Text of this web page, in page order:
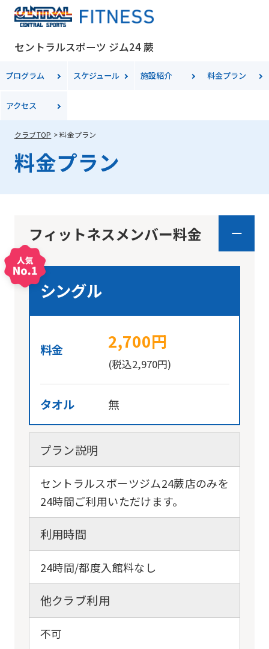
セントラルスポーツ ジム24 蕨
プログラム スケジュール 施設紹介 料金プラン
アクセス
クラブTOP 料金プラン
料金プラン
フィットネスメンバー料金
シングル
料金 2,700円
(税込2,970円)
タオル 無
プラン説明
セントラルスポーツジム24蕨店のみを
24時間ご利用いただけます。
利用時間
24時間/都度入館料なし
他クラブ利用
不可